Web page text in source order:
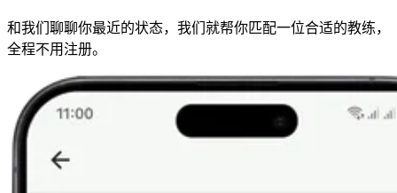
和我们聊聊你最近的状态，我们就帮你匹配一位合适的教练，
全程不用注册。